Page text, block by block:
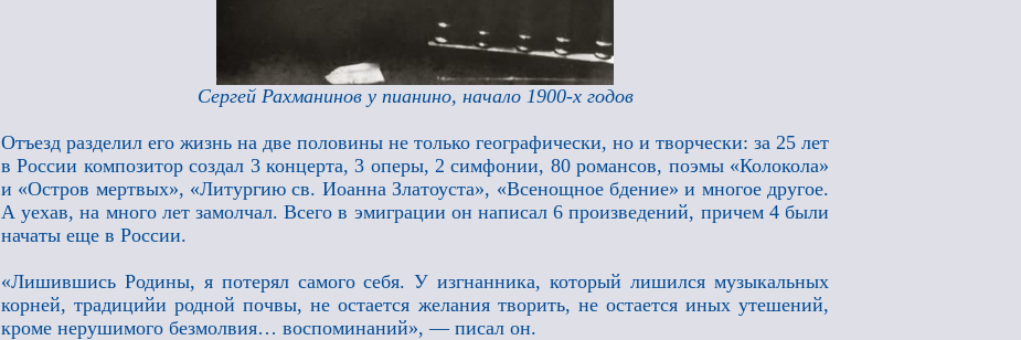
Сергей Рахманинов у пианино, начало 1900-х годов
Отъезд разделил его жизнь на две половины не только географически, но и творчески: за 25 лет
в России композитор создал 3 концерта, 3 оперы, 2 симфонии, 80 романсов, поэмы «Колокола»
и «Остров мертвых», «Литургию св. Иоанна Златоуста», «Всенощное бдение» и многое другое.
А уехав, на много лет замолчал. Всего в эмиграции он написал 6 произведений, причем 4 были
начаты еще в России.
«Лишившись Родины, я потерял самого себя. У изгнанника, который лишился музыкальных
корней, традицийи родной почвы, не остается желания творить, не остается иных утешений,
кроме нерушимого безмолвия… воспоминаний», — писал он.